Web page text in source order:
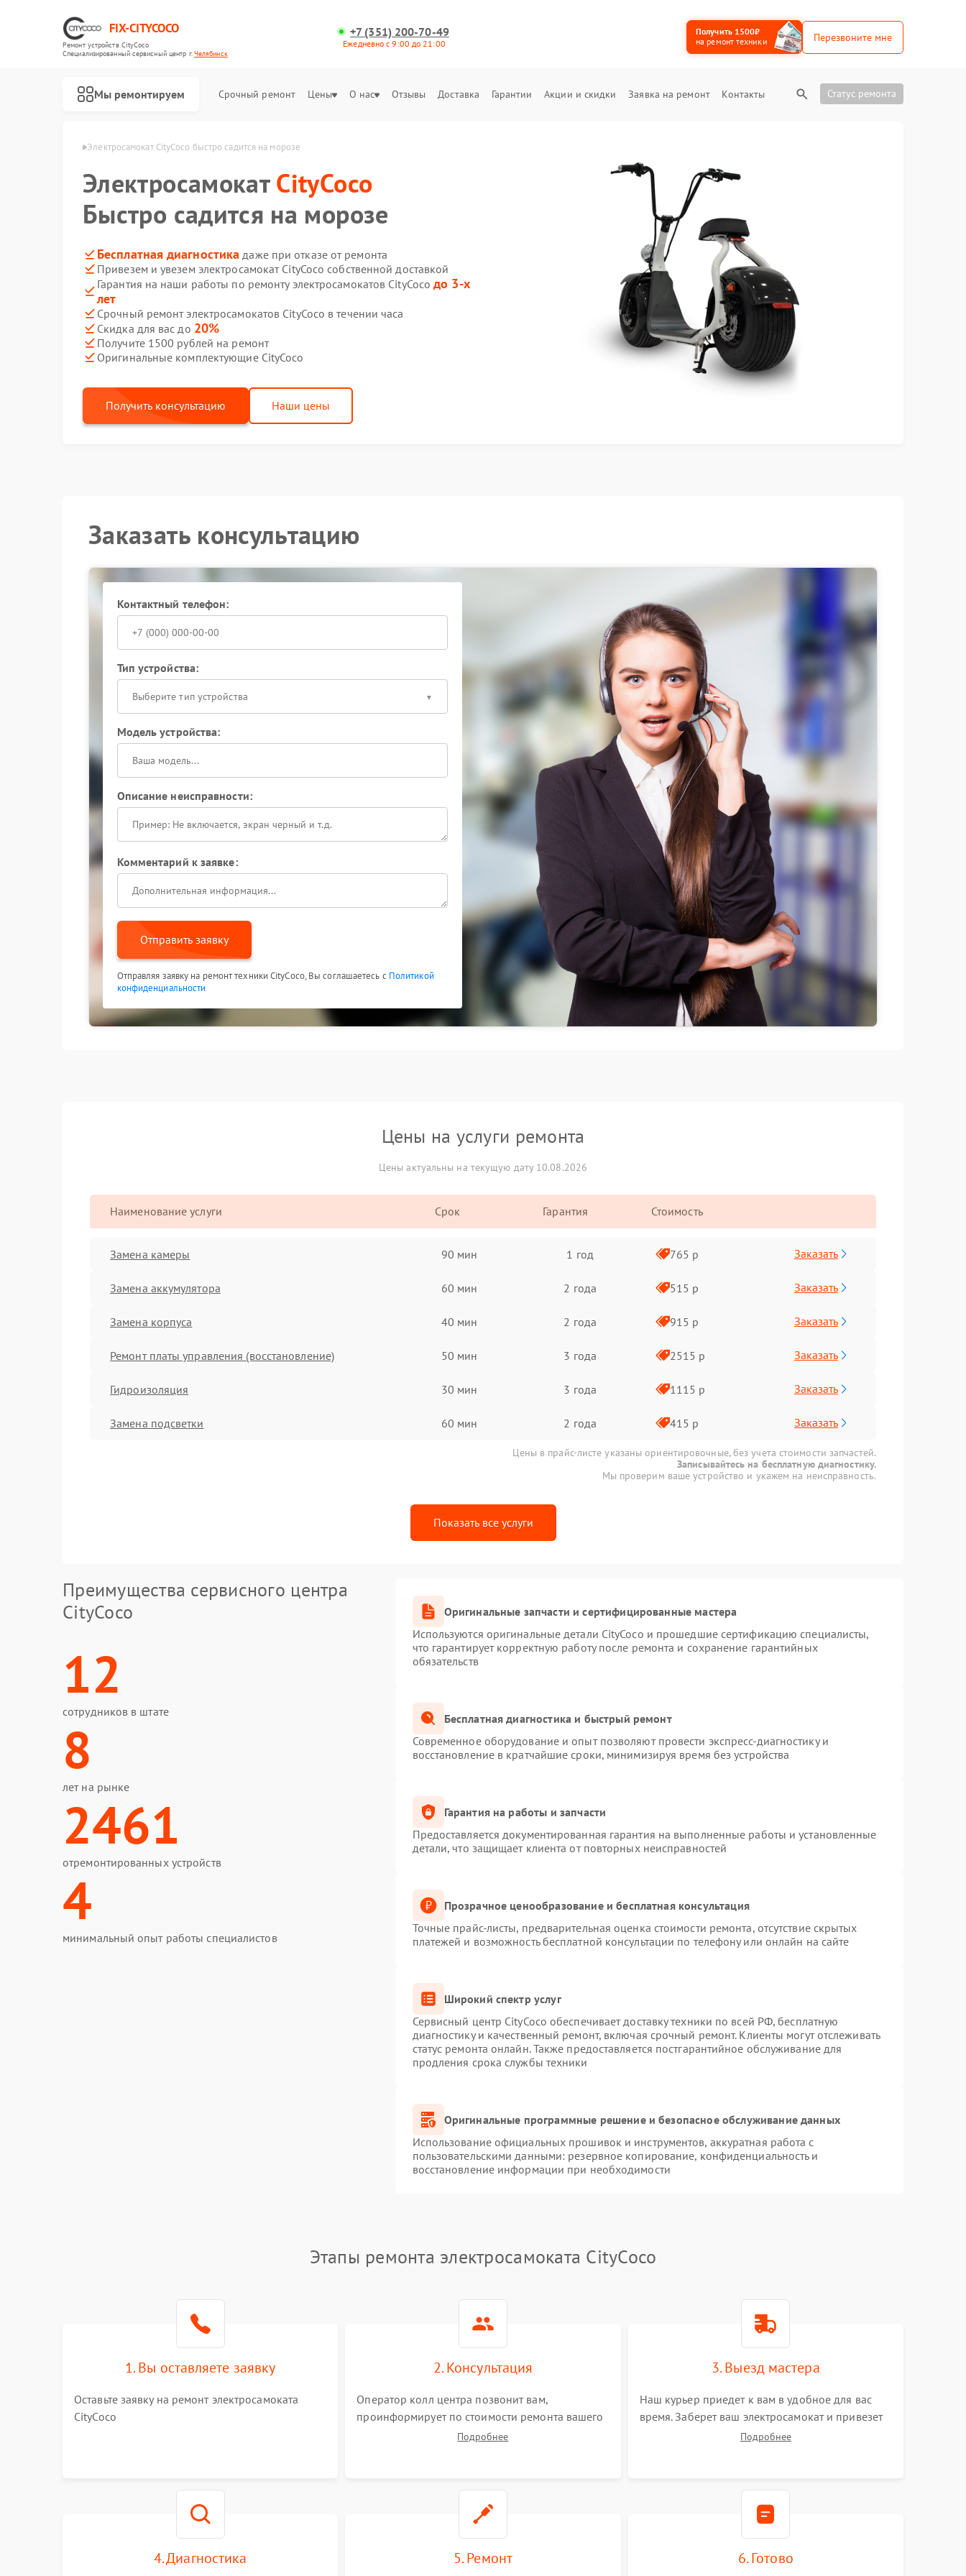
FIX-CITYCOCO
Ремонт устройств CityCoco
Специализированный cервисный центр г.Челябинск
+7 (351) 200-70-49
Ежедневно с 9:00 до 21:00
Получить 1500₽
на ремонт техники
Перезвоните мне
Мы ремонтируем Срочный ремонт Цены О нас Отзывы Доставка Гарантии Акции и скидки Заявка на ремонт Контакты Статус ремонта
в Челябинске Электросамокат CityCoco быстро садится на морозе
ЭлектросамокатCityCoco
Быстро садится на морозе
Бесплатная диагностика даже при отказе от ремонта
Привезем и увезем электросамокат CityCoco собственной доставкой
Гарантия на наши работы по ремонту электросамокатов CityCocoдо 3-х
лет
Срочный ремонт электросамокатов CityCoco в течении часа
Скидка для вас до 20%
Получите 1500 рублей на ремонт
Оригинальные комплектующие CityCoco
Получить консультацию Наши цены
Заказать консультацию
Контактный телефон:
Тип устройства:
Выберите тип устройства
Модель устройства:
Описание неисправности:
Комментарий к заявке:
Отправить заявку
Отправляя заявку на ремонт техники CityCoco, Вы соглашаетесь с Политикой
конфиденциальности
Цены на услуги ремонта
Цены актуальны на текущую дату 10.08.2026
Наименование услуги Срок Гарантия Стоимость
Замена камеры 90 мин 1 год 765 р Заказать
Замена аккумулятора 60 мин 2 года 515 р Заказать
Замена корпуса 40 мин 2 года 915 р Заказать
Ремонт платы управления (восстановление) 50 мин 3 года 2515 р Заказать
Гидроизоляция 30 мин 3 года 1115 р Заказать
Замена подсветки 60 мин 2 года 415 р Заказать
Цены в прайс-листе указаны ориентировочные, без учета стоимости запчастей.
Записывайтесь на бесплатную диагностику.
Мы проверим ваше устройство и укажем на неисправность.
Показать все услуги
Преимущества сервисного центра
CityCoco
12
сотрудников в штате
8
лет на рынке
2461
отремонтированных устройств
4
минимальный опыт работы специалистов
Оригинальные запчасти и сертифицированные мастера
Используются оригинальные детали CityCoco и прошедшие сертификацию специалисты,
что гарантирует корректную работу после ремонта и сохранение гарантийных
обязательств
Бесплатная диагностика и быстрый ремонт
Современное оборудование и опыт позволяют провести экспресс-диагностику и
восстановление в кратчайшие сроки, минимизируя время без устройства
Гарантия на работы и запчасти
Предоставляется документированная гарантия на выполненные работы и установленные
детали, что защищает клиента от повторных неисправностей
Прозрачное ценообразование и бесплатная консультация
Точные прайс-листы, предварительная оценка стоимости ремонта, отсутствие скрытых
платежей и возможность бесплатной консультации по телефону или онлайн на сайте
Широкий спектр услуг
Сервисный центр CityCoco обеспечивает доставку техники по всей РФ, бесплатную
диагностику и качественный ремонт, включая срочный ремонт. Клиенты могут отслеживать
статус ремонта онлайн. Также предоставляется постгарантийное обслуживание для
продления срока службы техники
Оригинальные программные решение и безопасное обслуживание данных
Использование официальных прошивок и инструментов, аккуратная работа с
пользовательскими данными: резервное копирование, конфиденциальность и
восстановление информации при необходимости
Этапы ремонта электросамоката CityCoco
1. Вы оставляете заявку
Оставьте заявку на ремонт электросамоката
CityCoco
2. Консультация
Оператор колл центра позвонит вам,
проинформирует по стоимости ремонта вашего
электросамоката а также ответит на все ваши
Подробнее
3. Выезд мастера
Наш курьер приедет к вам в удобное для вас
время. Заберет ваш электросамокат и привезет
на склад для диагностики.
Подробнее
4. Диагностика 5. Ремонт 6. Готово